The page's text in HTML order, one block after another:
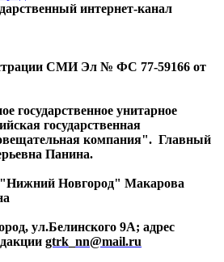
интернет-канал
СМИ Эл № ФС 77-59166 от
государственное унитарное
государственная
компания". Главный
Панина.
Новгород" Макарова
ул.Белинского 9А; адрес
gtrk_nn@mail.ru